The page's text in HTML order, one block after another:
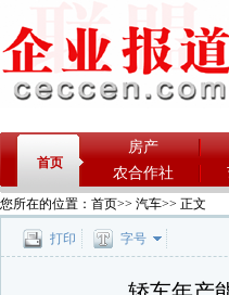
首页
房产
农合作社
您所在的位置： 首页>> 汽车>> 正文
打印 字号